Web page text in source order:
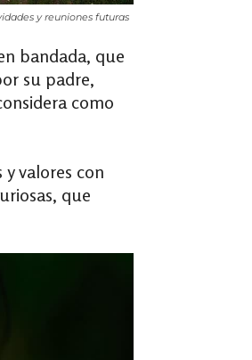
y reuniones futuras
bandada, que
su padre,
como
valores con
que